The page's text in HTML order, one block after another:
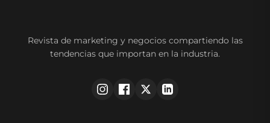
Revista de marketing y negocios compartiendo las
tendencias que importan en la industria.